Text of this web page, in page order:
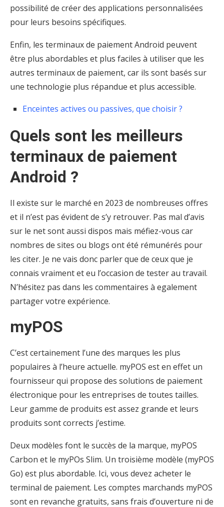
possibilité de créer des applications personnalisées
pour leurs besoins spécifiques.
Enfin, les terminaux de paiement Android peuvent
être plus abordables et plus faciles à utiliser que les
autres terminaux de paiement, car ils sont basés sur
une technologie plus répandue et plus accessible.
Enceintes actives ou passives, que choisir ?
Quels sont les meilleurs
terminaux de paiement
Android ?
Il existe sur le marché en 2023 de nombreuses offres
et il n’est pas évident de s’y retrouver. Pas mal d’avis
sur le net sont aussi dispos mais méfiez-vous car
nombres de sites ou blogs ont été rémunérés pour
les citer. Je ne vais donc parler que de ceux que je
connais vraiment et eu l’occasion de tester au travail.
N’hésitez pas dans les commentaires à egalement
partager votre expérience.
myPOS
C’est certainement l’une des marques les plus
populaires à l’heure actuelle. myPOS est en effet un
fournisseur qui propose des solutions de paiement
électronique pour les entreprises de toutes tailles.
Leur gamme de produits est assez grande et leurs
produits sont corrects j’estime.
Deux modèles font le succès de la marque, myPOS
Carbon et le myPOs Slim. Un troisième modèle (myPOS
Go) est plus abordable. Ici, vous devez acheter le
terminal de paiement. Les comptes marchands myPOS
sont en revanche gratuits, sans frais d’ouverture ni de